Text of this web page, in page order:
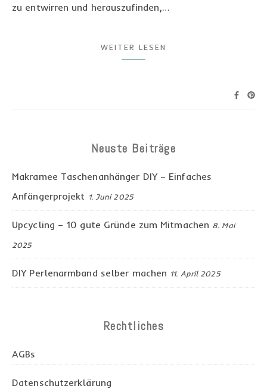
zu entwirren und herauszufinden,…
WEITER LESEN
Neuste Beiträge
Makramee Taschenanhänger DIY – Einfaches
Anfängerprojekt 1. Juni 2025
Upcycling – 10 gute Gründe zum Mitmachen 8. Mai
2025
DIY Perlenarmband selber machen 11. April 2025
Rechtliches
AGBs
Datenschutzerklärung